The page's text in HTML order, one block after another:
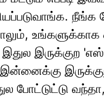
நீங்க
உங்களுக்காக
இருக்குற
போட்டுட்டு